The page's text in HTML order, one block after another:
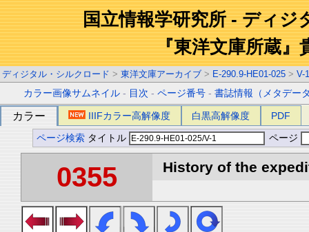
国立情報学研究所 - ディジ
『東洋文庫所蔵』
ディジタル・シルクロード > 東洋文庫アーカイブ > E-290.9-HE01-025 > V-1
カラー画像サムネイル - 目次 -ページ番号 -書誌情報（メタデー
カラー IIIFカラー高解像度 白黒高解像度 PDF
ページ検索 タイトル ページ
0355 History of the